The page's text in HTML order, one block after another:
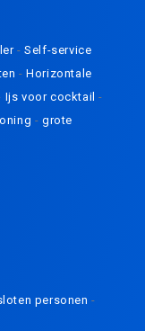
-Self-service
-Horizontale
Ijs voor cocktail-
-grote
personen-